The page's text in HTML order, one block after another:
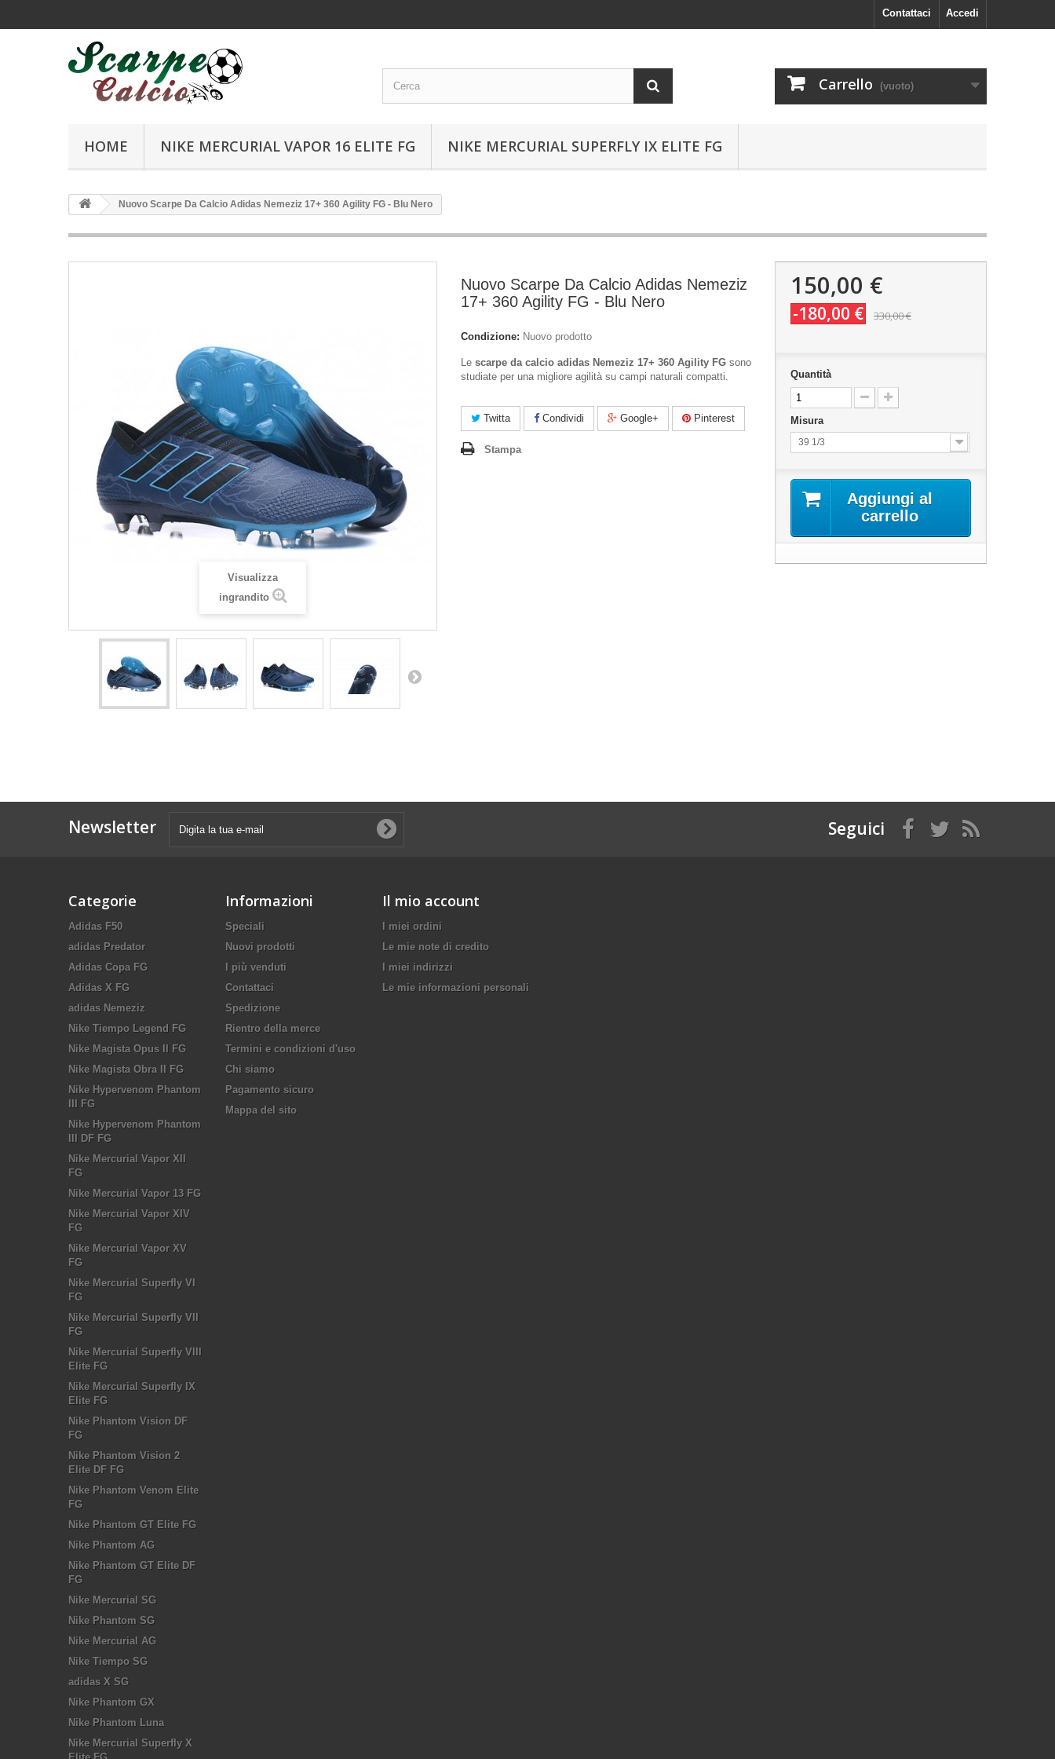
Accedi
Contattaci
Carrello (vuoto)
HOME NIKE MERCURIAL VAPOR 16 ELITE FG NIKE MERCURIAL SUPERFLY IX ELITE FG
Nuovo Scarpe Da Calcio Adidas Nemeziz 17+ 360 Agility FG - Blu Nero
Visualizza
ingrandito
Nuovo Scarpe Da Calcio Adidas Nemeziz
17+ 360 Agility FG - Blu Nero
Condizione: Nuovo prodotto
Le scarpe da calcio adidas Nemeziz 17+ 360 Agility FG sono
studiate per una migliore agilità su campi naturali compatti.
Twitta Condividi Google+ Pinterest
Stampa
150,00 €
-180,00 € 330,00 €
Quantità
Misura
39 1/3
Aggiungi al
carrello
Newsletter Seguici
Categorie
Adidas F50
adidas Predator
Adidas Copa FG
Adidas X FG
adidas Nemeziz
Nike Tiempo Legend FG
Nike Magista Opus II FG
Nike Magista Obra II FG
Nike Hypervenom Phantom
III FG
Nike Hypervenom Phantom
III DF FG
Nike Mercurial Vapor XII
FG
Nike Mercurial Vapor 13 FG
Nike Mercurial Vapor XIV
FG
Nike Mercurial Vapor XV
FG
Nike Mercurial Superfly VI
FG
Nike Mercurial Superfly VII
FG
Nike Mercurial Superfly VIII
Elite FG
Nike Mercurial Superfly IX
Elite FG
Nike Phantom Vision DF
FG
Nike Phantom Vision 2
Elite DF FG
Nike Phantom Venom Elite
FG
Nike Phantom GT Elite FG
Nike Phantom AG
Nike Phantom GT Elite DF
FG
Nike Mercurial SG
Nike Phantom SG
Nike Mercurial AG
Nike Tiempo SG
adidas X SG
Nike Phantom GX
Nike Phantom Luna
Nike Mercurial Superfly X
Informazioni
Speciali
Nuovi prodotti
I più venduti
Contattaci
Spedizione
Rientro della merce
Termini e condizioni d'uso
Chi siamo
Pagamento sicuro
Mappa del sito
Il mio account
I miei ordini
Le mie note di credito
I miei indirizzi
Le mie informazioni personali